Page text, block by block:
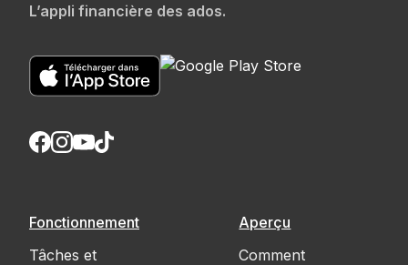
L’appli financière des ados.
Fonctionnement
Tâches et
Aperçu
Comment